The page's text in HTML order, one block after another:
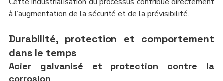
à l’augmentation de la sécurité et de la prévisibilité.
Durabilité, protection et comportement
dans le temps
Acier galvanisé et protection contre la
corrosion